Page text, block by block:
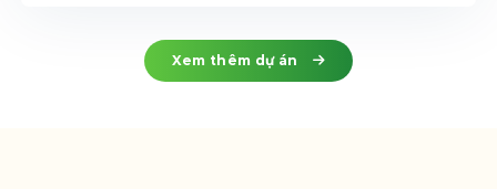
Xem thêm dự án